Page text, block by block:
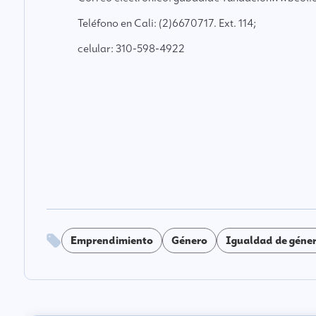
Teléfono en Cali: (2)6670717. Ext. 114;
celular: 310-598-4922
Emprendimiento Género Igualdad de